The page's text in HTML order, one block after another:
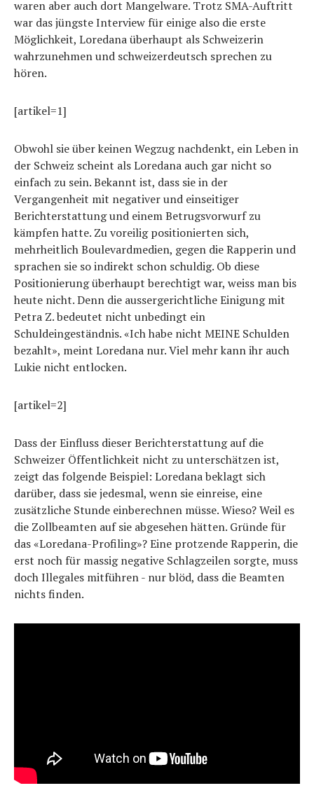
waren aber auch dort Mangelware. Trotz SMA-Auftritt
war das jüngste Interview für einige also die erste
Möglichkeit, Loredana überhaupt als Schweizerin
wahrzunehmen und schweizerdeutsch sprechen zu
hören.
[artikel=1]
Obwohl sie über keinen Wegzug nachdenkt, ein Leben in
der Schweiz scheint als Loredana auch gar nicht so
einfach zu sein. Bekannt ist, dass sie in der
Vergangenheit mit negativer und einseitiger
Berichterstattung und einem Betrugsvorwurf zu
kämpfen hatte. Zu voreilig positionierten sich,
mehrheitlich Boulevardmedien, gegen die Rapperin und
sprachen sie so indirekt schon schuldig. Ob diese
Positionierung überhaupt berechtigt war, weiss man bis
heute nicht. Denn die aussergerichtliche Einigung mit
Petra Z. bedeutet nicht unbedingt ein
Schuldeingeständnis. «Ich habe nicht MEINE Schulden
bezahlt», meint Loredana nur. Viel mehr kann ihr auch
Lukie nicht entlocken.
[artikel=2]
Dass der Einfluss dieser Berichterstattung auf die
Schweizer Öffentlichkeit nicht zu unterschätzen ist,
zeigt das folgende Beispiel: Loredana beklagt sich
darüber, dass sie jedesmal, wenn sie einreise, eine
zusätzliche Stunde einberechnen müsse. Wieso? Weil es
die Zollbeamten auf sie abgesehen hätten. Gründe für
das «Loredana-Profiling»? Eine protzende Rapperin, die
erst noch für massig negative Schlagzeilen sorgte, muss
doch Illegales mitführen - nur blöd, dass die Beamten
nichts finden.